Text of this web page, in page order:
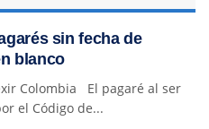
sin fecha de
blanco
Colombia El pagaré al ser
el Código de...